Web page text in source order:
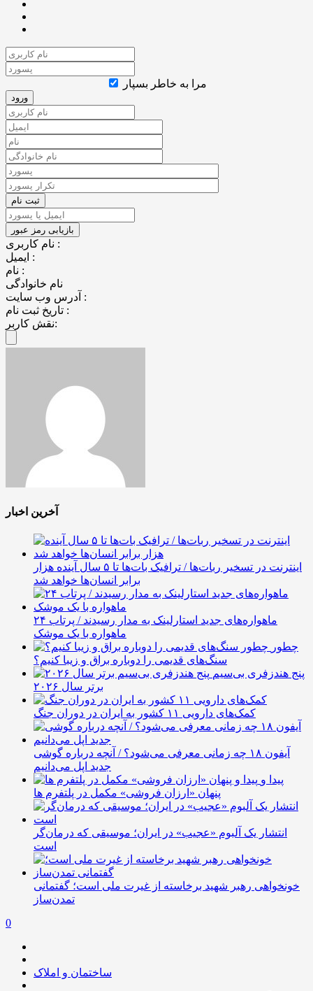
مرا به خاطر بسپار
نام کاربری :
ایمیل :
نام :
نام خانوادگی
آدرس وب سایت :
تاریخ ثبت نام :
نقش کاربر:
آخرین اخبار
اینترنت در تسخیر ربات‌ها / ترافیک بات‌ها تا ۵ سال آینده هزار
برابر انسان‌ها خواهد شد
ماهواره‌های جدید استارلینک به مدار رسیدند / پرتاب ۲۴
ماهواره با یک موشک
چطور
سنگ‌های قدیمی را دوباره براق و زیبا کنیم؟
پنج هندزفری بی‌سیم
برتر سال ۲۰۲۶
کمک‌های دارویی ۱۱ کشور به ایران در دوران جنگ
آیفون ۱۸ چه زمانی معرفی می‌شود؟ / آنچه درباره گوشی
جدید اپل می‌دانیم
پیدا و
پنهان «ارزان فروشی» مکمل در پلتفرم ها
انتشار یک آلبوم «عجیب» در ایران؛ موسیقی که درمان‌گر
است
خونخواهی رهبر شهید برخاسته از غیرت ملی است؛ گفتمانی
تمدن‌ساز
0
ساختمان و املاک